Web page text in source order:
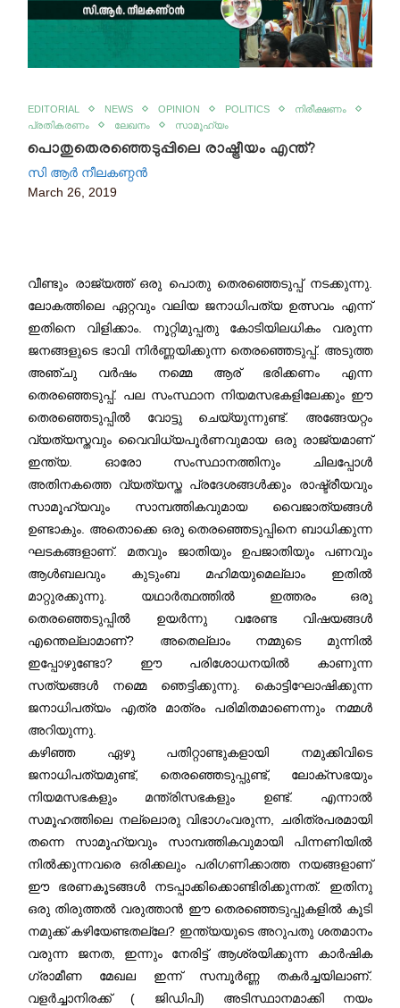
EDITORIAL NEWS OPINION POLITICS
നിരീക്ഷണം
പ്രതികരണം
ലേഖനം സാമൂഹ്യം
പൊതുതെരഞ്ഞെടുപ്പിലെ രാഷ്ട്രീയം എന്ത്?
സി ആര്‍ നീലകണ്ഠന്‍
March 26, 2019
വീണ്ടും രാജ്യത്ത് ഒരു പൊതു തെരഞ്ഞെടുപ്പ് നടക്കുന്നു.
ലോകത്തിലെ ഏറ്റവും വലിയ ജനാധിപത്യ ഉത്സവം എന്ന്
ഇതിനെ വിളിക്കാം. നൂറ്റിമുപ്പതു കോടിയിലധികം വരുന്ന
ജനങ്ങളുടെ ഭാവി നിർണ്ണയിക്കുന്ന തെരഞ്ഞെടുപ്പ്. അടുത്ത
അഞ്ചു വർഷം നമ്മെ ആര് ഭരിക്കണം എന്ന
തെരഞ്ഞെടുപ്പ്. പല സംസ്ഥാന നിയമസഭകളിലേക്കും ഈ
തെരഞ്ഞെടുപ്പിൽ വോട്ടു ചെയ്യുന്നുണ്ട്. അങ്ങേയറ്റം
വ്യത്യസ്തവും വൈവിധ്യപൂർണവുമായ ഒരു രാജ്യമാണ്
ഇന്ത്യ. ഓരോ സംസ്ഥാനത്തിനും ചിലപ്പോൾ
അതിനകത്തെ വ്യത്യസ്ത പ്രദേശങ്ങൾക്കും രാഷ്ട്രീയവും
സാമൂഹ്യവും സാമ്പത്തികവുമായ വൈജാത്യങ്ങൾ
ഉണ്ടാകും. അതൊക്കെ ഒരു തെരഞ്ഞെടുപ്പിനെ ബാധിക്കുന്ന
ഘടകങ്ങളാണ്. മതവും ജാതിയും ഉപജാതിയും പണവും
ആൾബലവും കുടുംബ മഹിമയുമെല്ലാം ഇതിൽ
മാറ്റുരക്കുന്നു. യഥാർത്ഥത്തിൽ ഇത്തരം ഒരു
തെരഞ്ഞെടുപ്പിൽ ഉയർന്നു വരേണ്ട വിഷയങ്ങൾ
എന്തെല്ലാമാണ്? അതെല്ലാം നമ്മുടെ മുന്നിൽ
ഇപ്പോഴുണ്ടോ? ഈ പരിശോധനയിൽ കാണുന്ന
സത്യങ്ങൾ നമ്മെ ഞെട്ടിക്കുന്നു. കൊട്ടിഘോഷിക്കുന്ന
ജനാധിപത്യം എത്ര മാത്രം പരിമിതമാണെന്നും നമ്മൾ
അറിയുന്നു.
കഴിഞ്ഞ ഏഴു പതിറ്റാണ്ടുകളായി നമുക്കിവിടെ
ജനാധിപത്യമുണ്ട്, തെരഞ്ഞെടുപ്പുണ്ട്, ലോക്സഭയും
നിയമസഭകളും മന്ത്രിസഭകളും ഉണ്ട്. എന്നാൽ
സമൂഹത്തിലെ നല്ലൊരു വിഭാഗംവരുന്ന, ചരിത്രപരമായി
തന്നെ സാമൂഹ്യവും സാമ്പത്തികവുമായി പിന്നണിയിൽ
നിൽക്കുന്നവരെ ഒരിക്കലും പരിഗണിക്കാത്ത നയങ്ങളാണ്
ഈ ഭരണകൂടങ്ങൾ നടപ്പാക്കിക്കൊണ്ടിരിക്കുന്നത്. ഇതിനു
ഒരു തിരുത്തൽ വരുത്താൻ ഈ തെരഞ്ഞെടുപ്പുകളിൽ കൂടി
നമുക്ക് കഴിയേണ്ടതല്ലേ? ഇന്ത്യയുടെ അറുപതു ശതമാനം
വരുന്ന ജനത, ഇന്നും നേരിട്ട് ആശ്രയിക്കുന്ന കാർഷിക
ഗ്രാമീണ മേഖല ഇന്ന് സമ്പൂർണ്ണ തകർച്ചയിലാണ്.
വളർച്ചാനിരക്ക് ( ജിഡിപി) അടിസ്ഥാനമാക്കി നയം